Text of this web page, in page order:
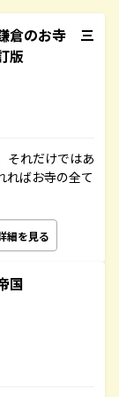
倉のお寺 三
版
それだけではあ
ればお寺の全て
細を見る
国